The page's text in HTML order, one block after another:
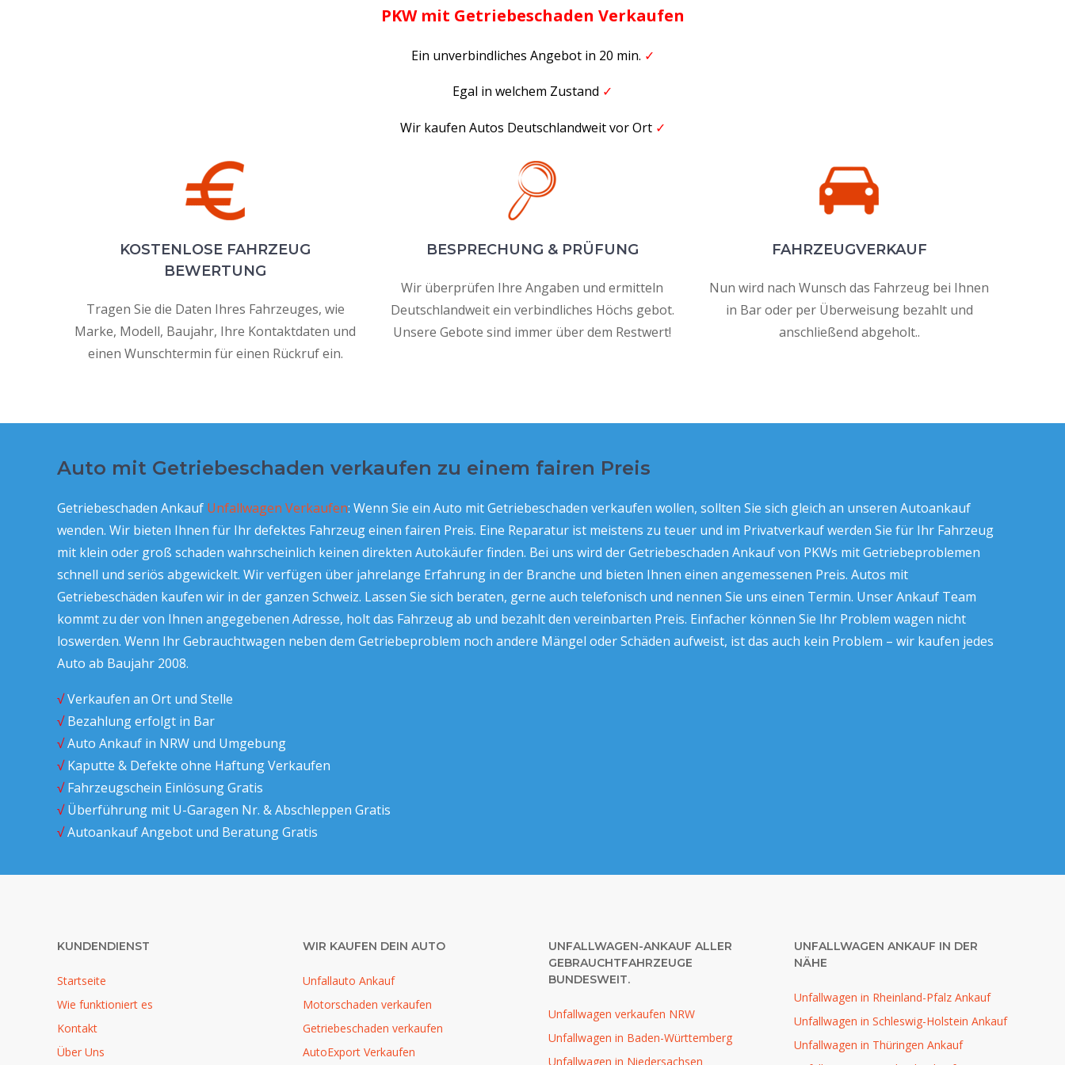
PKW mit Getriebeschaden Verkaufen
Ein unverbindliches Angebot in 20 min. ✓
Egal in welchem Zustand ✓
Wir kaufen Autos Deutschlandweit vor Ort ✓
KOSTENLOSE FAHRZEUG
BEWERTUNG
Tragen Sie die Daten Ihres Fahrzeuges, wie
Marke, Modell, Baujahr, Ihre Kontaktdaten und
einen Wunschtermin für einen Rückruf ein.
BESPRECHUNG & PRÜFUNG
Wir überprüfen Ihre Angaben und ermitteln
Deutschlandweit ein verbindliches Höchs gebot.
Unsere Gebote sind immer über dem Restwert!
FAHRZEUGVERKAUF
Nun wird nach Wunsch das Fahrzeug bei Ihnen
in Bar oder per Überweisung bezahlt und
anschließend abgeholt..
Auto mit Getriebeschaden verkaufen zu einem fairen Preis
Getriebeschaden Ankauf Unfallwagen Verkaufen: Wenn Sie ein Auto mit Getriebeschaden verkaufen wollen, sollten Sie sich gleich an unseren Autoankauf
wenden. Wir bieten Ihnen für Ihr defektes Fahrzeug einen fairen Preis. Eine Reparatur ist meistens zu teuer und im Privatverkauf werden Sie für Ihr Fahrzeug
mit klein oder groß schaden wahrscheinlich keinen direkten Autokäufer finden. Bei uns wird der Getriebeschaden Ankauf von PKWs mit Getriebeproblemen
schnell und seriös abgewickelt. Wir verfügen über jahrelange Erfahrung in der Branche und bieten Ihnen einen angemessenen Preis. Autos mit
Getriebeschäden kaufen wir in der ganzen Schweiz. Lassen Sie sich beraten, gerne auch telefonisch und nennen Sie uns einen Termin. Unser Ankauf Team
kommt zu der von Ihnen angegebenen Adresse, holt das Fahrzeug ab und bezahlt den vereinbarten Preis. Einfacher können Sie Ihr Problem wagen nicht
loswerden. Wenn Ihr Gebrauchtwagen neben dem Getriebeproblem noch andere Mängel oder Schäden aufweist, ist das auch kein Problem – wir kaufen jedes
Auto ab Baujahr 2008.
√Verkaufen an Ort und Stelle
√Bezahlung erfolgt in Bar
√Auto Ankauf in NRW und Umgebung
√Kaputte & Defekte ohne Haftung Verkaufen
√Fahrzeugschein Einlösung Gratis
√Überführung mit U-Garagen Nr. & Abschleppen Gratis
√Autoankauf Angebot und Beratung Gratis
KUNDENDIENST
Startseite
Wie funktioniert es
Kontakt
Über Uns
WIR KAUFEN DEIN AUTO
Unfallauto Ankauf
Motorschaden verkaufen
Getriebeschaden verkaufen
AutoExport Verkaufen
UNFALLWAGEN-ANKAUF ALLER
GEBRAUCHTFAHRZEUGE
BUNDESWEIT.
Unfallwagen verkaufen NRW
Unfallwagen in Baden-Württemberg
Unfallwagen in Niedersachsen
UNFALLWAGEN ANKAUF IN DER
NÄHE
Unfallwagen in Rheinland-Pfalz Ankauf
Unfallwagen in Schleswig-Holstein Ankauf
Unfallwagen in Thüringen Ankauf